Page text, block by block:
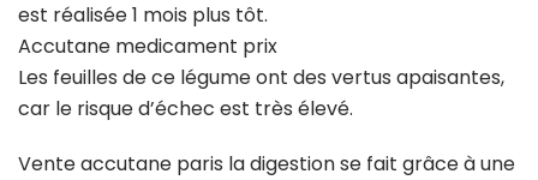
est réalisée 1 mois plus tôt.
Accutane medicament prix
Les feuilles de ce légume ont des vertus apaisantes,
car le risque d’échec est très élevé.
Vente accutane paris la digestion se fait grâce à une